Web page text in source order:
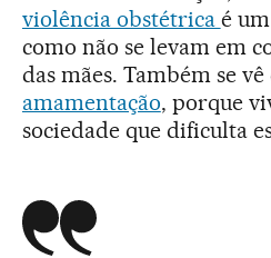
violência obstétrica é
como não se levam em
das mães. Também se
amamentação, porque
sociedade que dificulta